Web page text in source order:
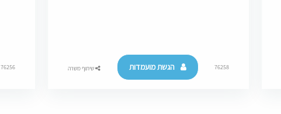
76258 הגשת מועמדות שיתוף משרה 76256